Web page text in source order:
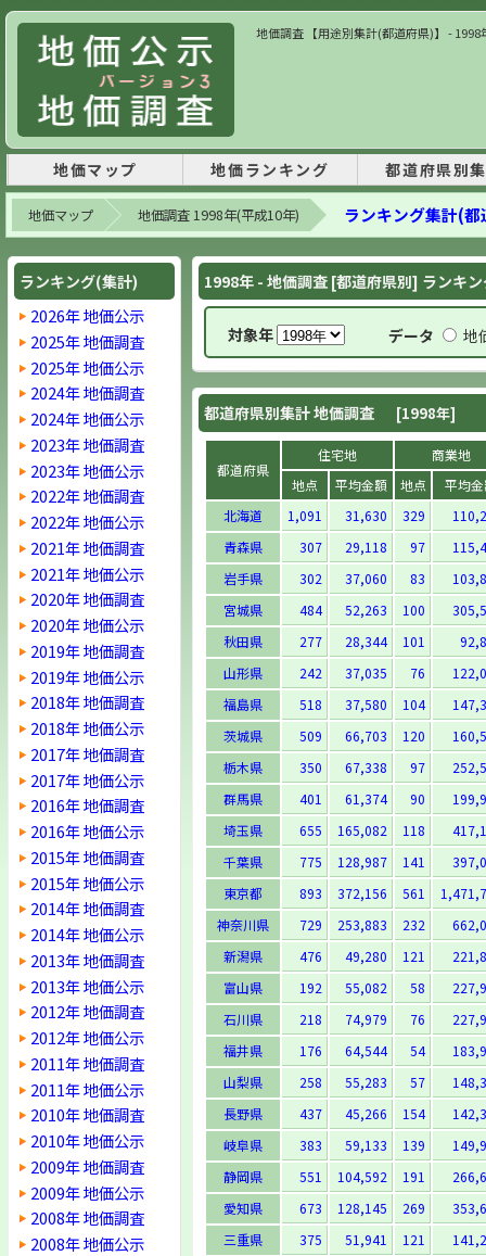
地価調査 【用途別集計(都道府県)】 -
地価マップ 地価ランキング 都道府県別
地価マップ 地価調査 1998年(平成10年) ランキング集計(
1998年 - 地価調査 [都道府県別] ランキ
対象年 データ 地
都道府県別集計 地価調査 [1998年]
都道府県
住宅地
商業地
地点
平均金額 地点
平均
北海道
1,091 31,630 329
青森県
307 29,118 97
岩手県
302 37,060 83
宮城県
484 52,263 100
秋田県
277 28,344 101
山形県
242 37,035 76
福島県
518 37,580 104
茨城県
509 66,703 120
栃木県
350 67,338 97
群馬県
401 61,374 90
埼玉県
655 165,082 118
千葉県
775 128,987 141
東京都
893 372,156 561
神奈川県
729 253,883 232
新潟県
476 49,280 121
富山県
192 55,082 58
石川県
218 74,979 76
福井県
176 64,544 54
山梨県
258 55,283 57
長野県
437 45,266 154
岐阜県
383 59,133 139
静岡県
551 104,592 191
愛知県
673 128,145 269
三重県
375 51,941 121
ランキング(集計)
2026年 地価公示
2025年 地価調査
2025年 地価公示
2024年 地価調査
2024年 地価公示
2023年 地価調査
2023年 地価公示
2022年 地価調査
2022年 地価公示
2021年 地価調査
2021年 地価公示
2020年 地価調査
2020年 地価公示
2019年 地価調査
2019年 地価公示
2018年 地価調査
2018年 地価公示
2017年 地価調査
2017年 地価公示
2016年 地価調査
2016年 地価公示
2015年 地価調査
2015年 地価公示
2014年 地価調査
2014年 地価公示
2013年 地価調査
2013年 地価公示
2012年 地価調査
2012年 地価公示
2011年 地価調査
2011年 地価公示
2010年 地価調査
2010年 地価公示
2009年 地価調査
2009年 地価公示
2008年 地価調査
2008年 地価公示